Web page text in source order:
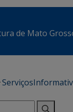
de Mato
Serviços